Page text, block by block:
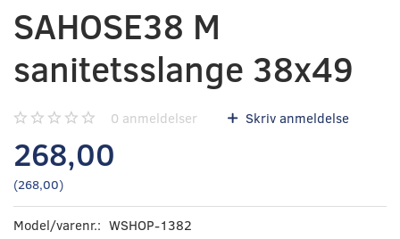
SAHOSE38 M
sanitetsslange 38x49
0 anmeldelser Skriv anmeldelse
268,00
(268,00)
Model/varenr.: WSHOP-1382